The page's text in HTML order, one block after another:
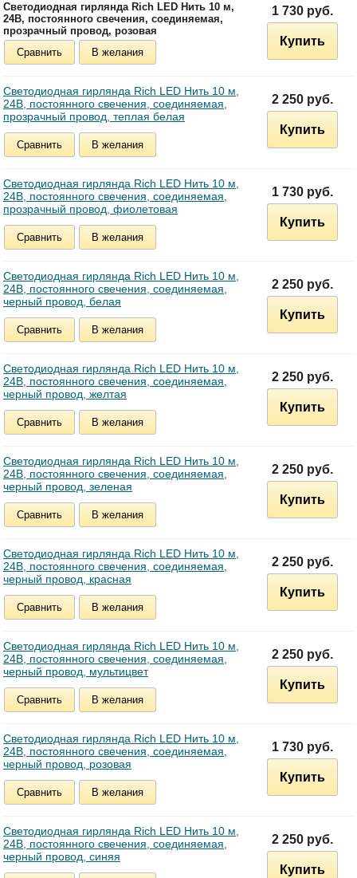
Светодиодная гирлянда Rich LED Нить 10 м,
24В, постоянного свечения, соединяемая,
прозрачный провод, розовая
Сравнить
В желания
1 730 руб.
Купить
Светодиодная гирлянда Rich LED Нить 10 м,
24В, постоянного свечения, соединяемая,
прозрачный провод, теплая белая
Сравнить В желания
2 250 руб.
Купить
Светодиодная гирлянда Rich LED Нить 10 м,
24В, постоянного свечения, соединяемая,
прозрачный провод, фиолетовая
Сравнить В желания
1 730 руб.
Купить
Светодиодная гирлянда Rich LED Нить 10 м,
24В, постоянного свечения, соединяемая,
черный провод, белая
Сравнить В желания
2 250 руб.
Купить
Светодиодная гирлянда Rich LED Нить 10 м,
24В, постоянного свечения, соединяемая,
черный провод, желтая
Сравнить В желания
2 250 руб.
Купить
Светодиодная гирлянда Rich LED Нить 10 м,
24В, постоянного свечения, соединяемая,
черный провод, зеленая
Сравнить В желания
2 250 руб.
Купить
Светодиодная гирлянда Rich LED Нить 10 м,
24В, постоянного свечения, соединяемая,
черный провод, красная
Сравнить В желания
2 250 руб.
Купить
Светодиодная гирлянда Rich LED Нить 10 м,
24В, постоянного свечения, соединяемая,
черный провод, мультицвет
Сравнить В желания
2 250 руб.
Купить
Светодиодная гирлянда Rich LED Нить 10 м,
24В, постоянного свечения, соединяемая,
черный провод, розовая
Сравнить В желания
1 730 руб.
Купить
Светодиодная гирлянда Rich LED Нить 10 м,
24В, постоянного свечения, соединяемая,
черный провод, синяя
2 250 руб.
Купить